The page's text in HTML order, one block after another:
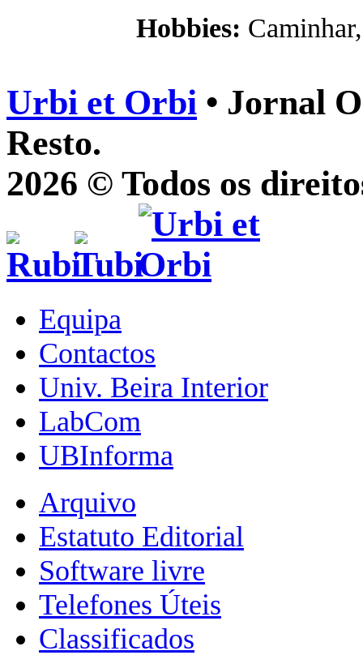
Hobbies:
Urbi et Orbi • Jornal
Resto.
2026 © Todos os
Equipa
Contactos
Univ. Beira Interior
LabCom
UBInforma
Arquivo
Estatuto Editorial
Software livre
Telefones Úteis
Classificados